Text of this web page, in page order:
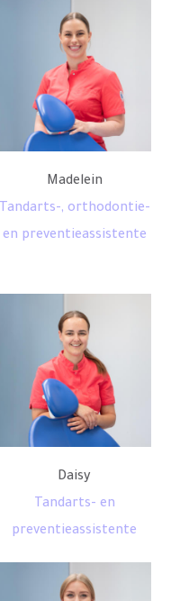
Madelein
Tandarts-, orthodontie-
en preventieassistente
Daisy
Tandarts- en
preventieassistente